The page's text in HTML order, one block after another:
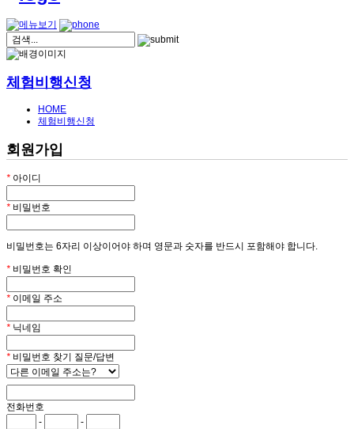
체험비행신청
HOME
체험비행신청
회원가입
* 아이디
* 비밀번호
비밀번호는 6자리 이상이어야 하며 영문과 숫자를 반드시 포함해야 합니다.
* 비밀번호 확인
* 이메일 주소
* 닉네임
* 비밀번호 찾기 질문/답변
전화번호
-
-